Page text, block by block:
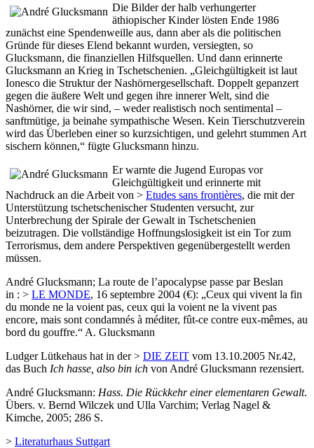
Die Bilder der halb verhungerter
äthiopischer Kinder lösten Ende 1986
zunächst eine Spendenweille aus, dann aber als die politischen
Gründe für dieses Elend bekannt wurden, versiegten, so
Glucksmann, die finanziellen Hilfsquellen. Und dann erinnerte
Glucksmann an Krieg in Tschetschenien. „Gleichgültigkeit ist laut
Ionesco die Struktur der Nashörnergesellschaft. Doppelt gepanzert
gegen die äußere Welt und gegen ihre innerer Welt, sind die
Nashörner, die wir sind, – weder realistisch noch sentimental –
sanftmütige, ja beinahe sympathische Wesen. Kein Tierschutzverein
wird das Überleben einer so kurzsichtigen, und gelehrt stummen Art
sischern können,“ fügte Glucksmann hinzu.
Er warnte die Jugend Europas vor
Gleichgültigkeit und erinnerte mit
Nachdruck an die Arbeit von > Etudes sans frontières, die mit der
Unterstützung tschetschenischer Studenten versucht, zur
Unterbrechung der Spirale der Gewalt in Tschetschenien
beizutragen. Die vollständige Hoffnungslosigkeit ist ein Tor zum
Terrorismus, dem andere Perspektiven gegenübergestellt werden
müssen.
André Glucksmann; La route de l’apocalypse passe par Beslan
in : > LE MONDE, 16 septembre 2004 (€): „Ceux qui vivent la fin
du monde ne la voient pas, ceux qui la voient ne la vivent pas
encore, mais sont condamnés à méditer, fût-ce contre eux-mêmes, au
bord du gouffre.“ A. Glucksmann
Ludger Lütkehaus hat in der > DIE ZEIT vom 13.10.2005 Nr.42,
das Buch Ich hasse, also bin ich von André Glucksmann rezensiert.
André Glucksmann: Hass. Die Rückkehr einer elementaren Gewalt.
Übers. v. Bernd Wilczek und Ulla Varchim; Verlag Nagel &
Kimche, 2005; 286 S.
> Literaturhaus Suttgart